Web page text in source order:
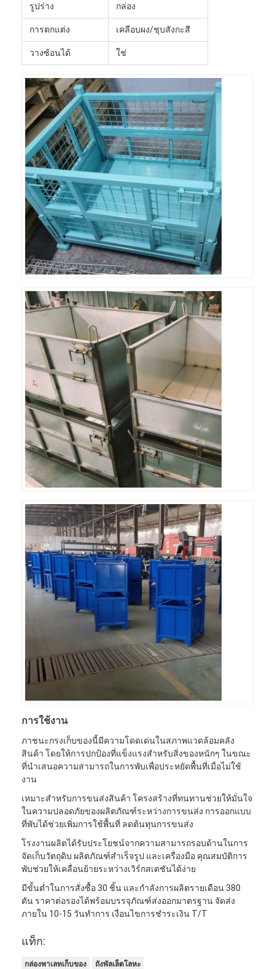
รูปร่าง กล่อง
การตกแต่ง เคลือบผง/ชุบสังกะสี
วางซ้อนได้ ใช่
การใช้งาน
ภาชนะกรงเก็บของนี้มีความโดดเด่นในสภาพแวดล้อมคลัง
สินค้า โดยให้การปกป้องที่แข็งแรงสำหรับสิ่งของหนักๆ ในขณะ
ที่นำเสนอความสามารถในการพับเพื่อประหยัดพื้นที่เมื่อไม่ใช้
งาน
เหมาะสำหรับการขนส่งสินค้า โครงสร้างที่ทนทานช่วยให้มั่นใจ
ในความปลอดภัยของผลิตภัณฑ์ระหว่างการขนส่ง การออกแบบ
ที่พับได้ช่วยเพิ่มการใช้พื้นที่ ลดต้นทุนการขนส่ง
โรงงานผลิตได้รับประโยชน์จากความสามารถรอบด้านในการ
จัดเก็บวัตถุดิบ ผลิตภัณฑ์สำเร็จรูป และเครื่องมือ คุณสมบัติการ
พับช่วยให้เคลื่อนย้ายระหว่างเวิร์กสเตชันได้ง่าย
มีขั้นต่ำในการสั่งซื้อ 30 ชิ้น และกำลังการผลิตรายเดือน 380
ตัน ราคาต่อรองได้พร้อมบรรจุภัณฑ์ส่งออกมาตรฐาน จัดส่ง
ภายใน 10-15 วันทำการ เงื่อนไขการชำระเงิน T/T
แท็ก:
กล่องพาเลทเก็บของ
ถังพัลเล็ตโลหะ